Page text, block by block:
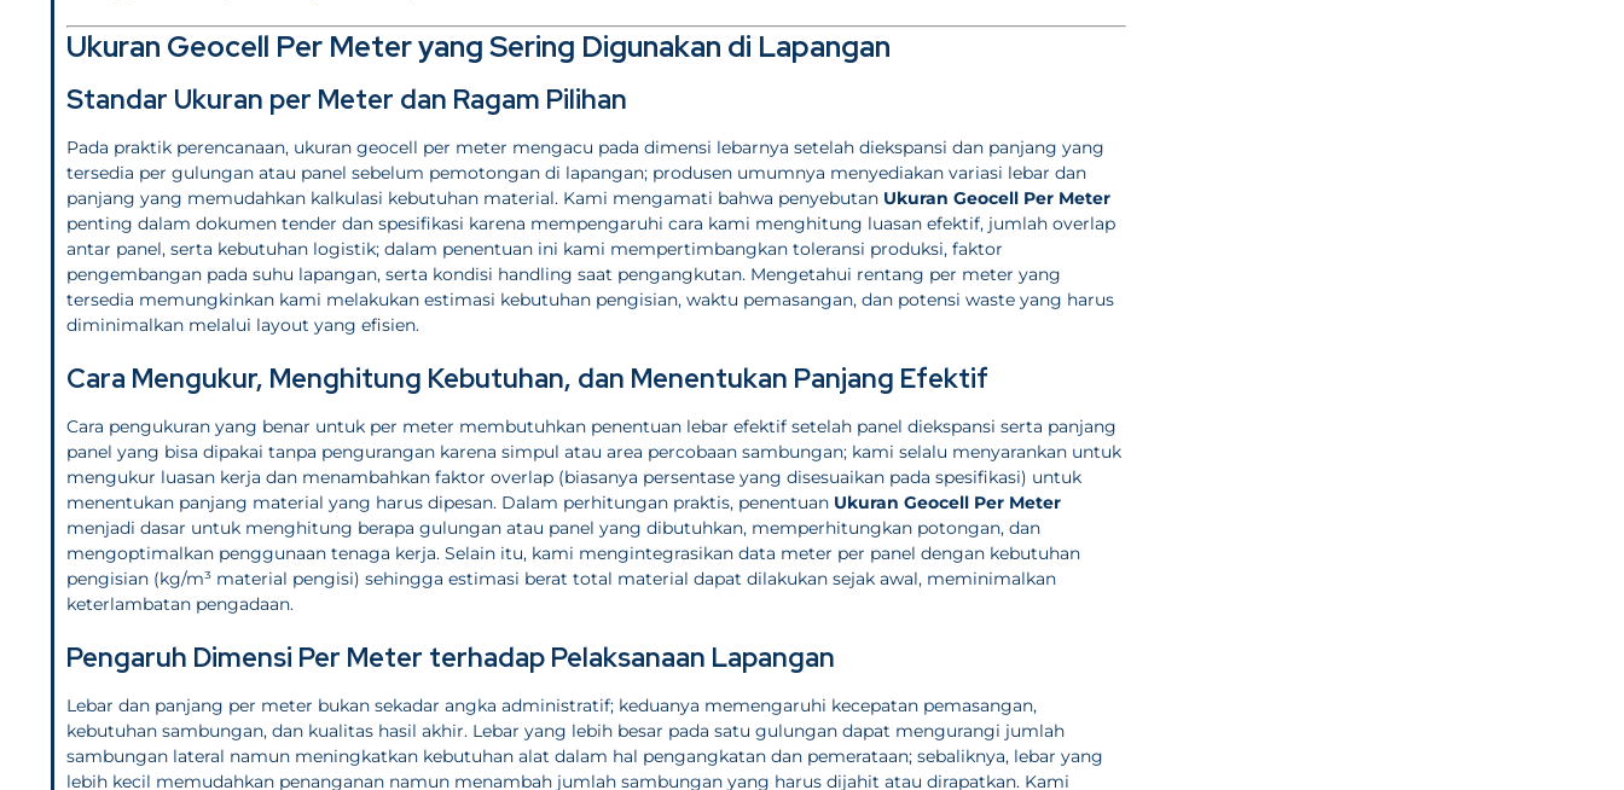
Ukuran Geocell Per Meter yang Sering Digunakan di Lapangan
Standar Ukuran per Meter dan Ragam Pilihan
Pada praktik perencanaan, ukuran geocell per meter mengacu pada dimensi lebarnya setelah diekspansi dan panjang yang
tersedia per gulungan atau panel sebelum pemotongan di lapangan; produsen umumnya menyediakan variasi lebar dan
panjang yang memudahkan kalkulasi kebutuhan material. Kami mengamati bahwa penyebutan Ukuran Geocell Per Meter
penting dalam dokumen tender dan spesifikasi karena mempengaruhi cara kami menghitung luasan efektif, jumlah overlap
antar panel, serta kebutuhan logistik; dalam penentuan ini kami mempertimbangkan toleransi produksi, faktor
pengembangan pada suhu lapangan, serta kondisi handling saat pengangkutan. Mengetahui rentang per meter yang
tersedia memungkinkan kami melakukan estimasi kebutuhan pengisian, waktu pemasangan, dan potensi waste yang harus
diminimalkan melalui layout yang efisien.
Cara Mengukur, Menghitung Kebutuhan, dan Menentukan Panjang Efektif
Cara pengukuran yang benar untuk per meter membutuhkan penentuan lebar efektif setelah panel diekspansi serta panjang
panel yang bisa dipakai tanpa pengurangan karena simpul atau area percobaan sambungan; kami selalu menyarankan untuk
mengukur luasan kerja dan menambahkan faktor overlap (biasanya persentase yang disesuaikan pada spesifikasi) untuk
menentukan panjang material yang harus dipesan. Dalam perhitungan praktis, penentuan Ukuran Geocell Per Meter
menjadi dasar untuk menghitung berapa gulungan atau panel yang dibutuhkan, memperhitungkan potongan, dan
mengoptimalkan penggunaan tenaga kerja. Selain itu, kami mengintegrasikan data meter per panel dengan kebutuhan
pengisian (kg/m³ material pengisi) sehingga estimasi berat total material dapat dilakukan sejak awal, meminimalkan
keterlambatan pengadaan.
Pengaruh Dimensi Per Meter terhadap Pelaksanaan Lapangan
Lebar dan panjang per meter bukan sekadar angka administratif; keduanya memengaruhi kecepatan pemasangan,
kebutuhan sambungan, dan kualitas hasil akhir. Lebar yang lebih besar pada satu gulungan dapat mengurangi jumlah
sambungan lateral namun meningkatkan kebutuhan alat dalam hal pengangkatan dan pemerataan; sebaliknya, lebar yang
lebih kecil memudahkan penanganan namun menambah jumlah sambungan yang harus dijahit atau dirapatkan. Kami